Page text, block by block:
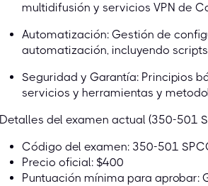
multidifusión y servicios VPN de
Automatización: Gestión de
automatización, incluyendo
Seguridad y Garantía: Principios
servicios y herramientas y
Detalles del examen actual (350-501
Código del examen: 350-501
Precio oficial: $400
Puntuación mínima para aprobar: